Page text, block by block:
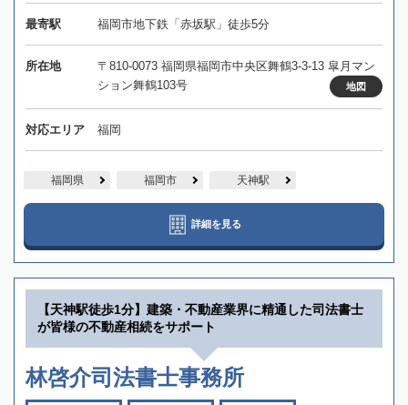
最寄駅 福岡市地下鉄「赤坂駅」徒歩5分
所在地
〒810-0073 福岡県福岡市中央区舞鶴3-3-13 皐月マン
ション舞鶴103号
地図
対応エリア 福岡
福岡県 福岡市 天神駅
詳細を見る
【天神駅徒歩1分】建築・不動産業界に精通した司法書士
が皆様の不動産相続をサポート
林啓介司法書士事務所